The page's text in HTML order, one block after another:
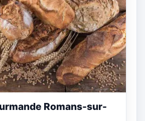
Romans-sur-